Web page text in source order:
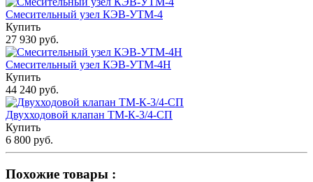
Смесительный узел КЭВ-УТМ-4
Купить
27 930 руб.
Смесительный узел КЭВ-УТМ-4Н
Купить
44 240 руб.
Двухходовой клапан ТМ-К-3/4-СП
Купить
6 800 руб.
Похожие товары :